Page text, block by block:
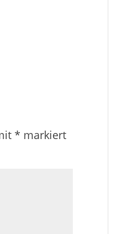
* markiert